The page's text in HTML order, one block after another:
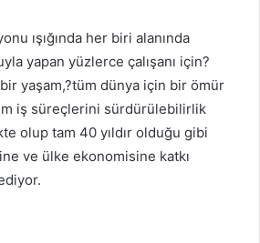
ışığında her biri alanında
yapan yüzlerce çalışanı için?
yaşam,?tüm dünya için bir ömür
iş süreçlerini sürdürülebilirlik
olup tam 40 yıldır olduğu gibi
ve ülke ekonomisine katkı